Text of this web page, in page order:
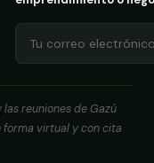
reuniones de Gazú
forma virtual y con cita